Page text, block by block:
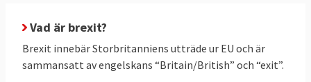
brexit?
2. Hur ska man reglera det brittiska EU-
utträdet ekonomiskt?
Vad är brexit?
Brexit innebär Storbritanniens utträde ur EU och är
sammansatt av engelskans “Britain/British” och “exit”.